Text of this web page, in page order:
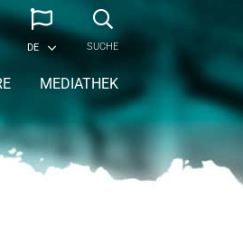
DE SUCHE
MEDIATHEK